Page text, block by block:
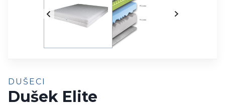
DUŠECI
Dušek Elite